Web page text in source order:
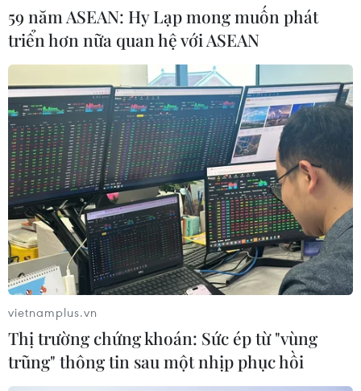
59 năm ASEAN: Hy Lạp mong muốn phát
triển hơn nữa quan hệ với ASEAN
vietnamplus.vn
Thị trường chứng khoán: Sức ép từ "vùng
trũng" thông tin sau một nhịp phục hồi